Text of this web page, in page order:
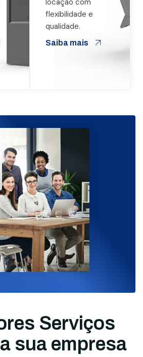
locação com
flexibilidade e
qualidade.
Saiba mais
Serviços
sua empresa